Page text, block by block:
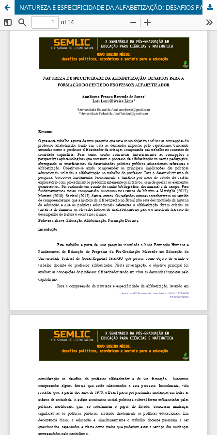
NATUREZA E ESPECIFICIDADE DA ALFABETIZAÇÃO: DESAFIOS PARA A FORMAÇÃO DOCENTE DO PROFESSOR ALFABETIZADOR